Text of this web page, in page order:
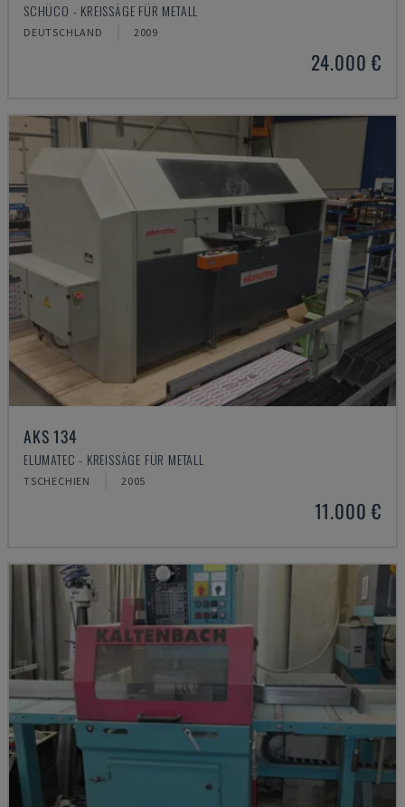
SCHÜCO - KREISSÄGE FÜR METALL
DEUTSCHLAND 2009
24.000 €
AKS 134
ELUMATEC - KREISSÄGE FÜR METALL
TSCHECHIEN 2005
11.000 €